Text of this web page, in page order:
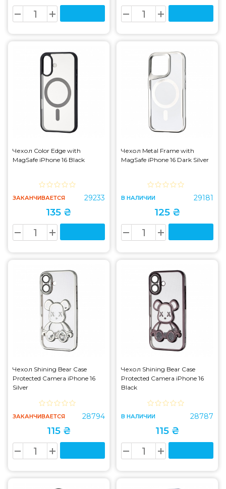
Чехол Color Edge with
MagSafe iPhone 16 Black
ЗАКАНЧИВАЕТСЯ 29233
135 ₴
Чехол Metal Frame with
MagSafe iPhone 16 Dark Silver
В НАЛИЧИИ 29181
125 ₴
Чехол Shining Bear Case
Protected Camera iPhone 16
Silver
ЗАКАНЧИВАЕТСЯ 28794
115 ₴
Чехол Shining Bear Case
Protected Camera iPhone 16
Black
В НАЛИЧИИ 28787
115 ₴